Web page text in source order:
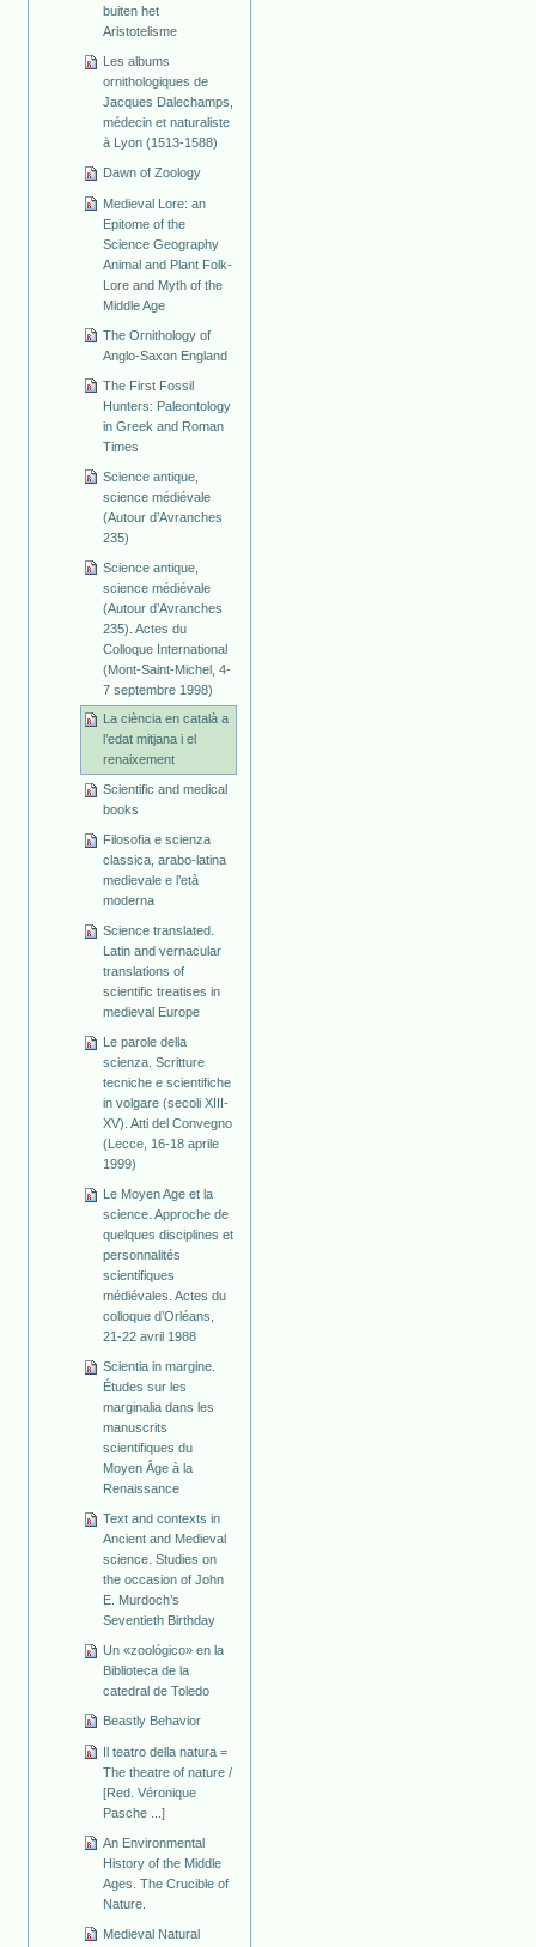
buiten het
Aristotelisme
Les albums
ornithologiques de
Jacques Dalechamps,
médecin et naturaliste
à Lyon (1513-1588)
Dawn of Zoology
Medieval Lore: an
Epitome of the
Science Geography
Animal and Plant Folk-
Lore and Myth of the
Middle Age
The Ornithology of
Anglo-Saxon England
The First Fossil
Hunters: Paleontology
in Greek and Roman
Times
Science antique,
science médiévale
(Autour d’Avranches
235)
Science antique,
science médiévale
(Autour d’Avranches
235). Actes du
Colloque International
(Mont-Saint-Michel, 4-
7 septembre 1998)
La ciència en català a
l’edat mitjana i el
renaixement
Scientific and medical
books
Filosofia e scienza
classica, arabo-latina
medievale e l’età
moderna
Science translated.
Latin and vernacular
translations of
scientific treatises in
medieval Europe
Le parole della
scienza. Scritture
tecniche e scientifiche
in volgare (secoli XIII-
XV). Atti del Convegno
(Lecce, 16-18 aprile
1999)
Le Moyen Age et la
science. Approche de
quelques disciplines et
personnalités
scientifiques
médiévales. Actes du
colloque d’Orléans,
21-22 avril 1988
Scientia in margine.
Études sur les
marginalia dans les
manuscrits
scientifiques du
Moyen Âge à la
Renaissance
Text and contexts in
Ancient and Medieval
science. Studies on
the occasion of John
E. Murdoch’s
Seventieth Birthday
Un «zoológico» en la
Biblioteca de la
catedral de Toledo
Beastly Behavior
Il teatro della natura =
The theatre of nature /
[Red. Véronique
Pasche ...]
An Environmental
History of the Middle
Ages. The Crucible of
Nature.
Medieval Natural